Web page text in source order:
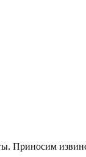
Приносим